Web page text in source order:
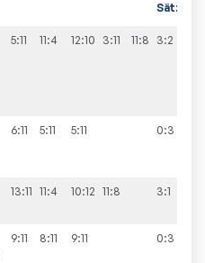
Sätze
5:11 11:4 12:10 3:11 11:8 3:2
6:11 5:11 5:11 0:3
13:11 11:4 10:12 11:8 3:1
9:11 8:11 9:11 0:3